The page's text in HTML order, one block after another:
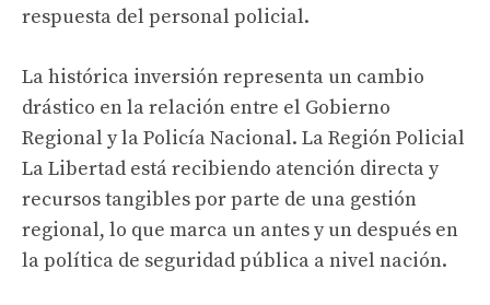
respuesta del personal policial.
La histórica inversión representa un cambio
drástico en la relación entre el Gobierno
Regional y la Policía Nacional. La Región Policial
La Libertad está recibiendo atención directa y
recursos tangibles por parte de una gestión
regional, lo que marca un antes y un después en
la política de seguridad pública a nivel nación.